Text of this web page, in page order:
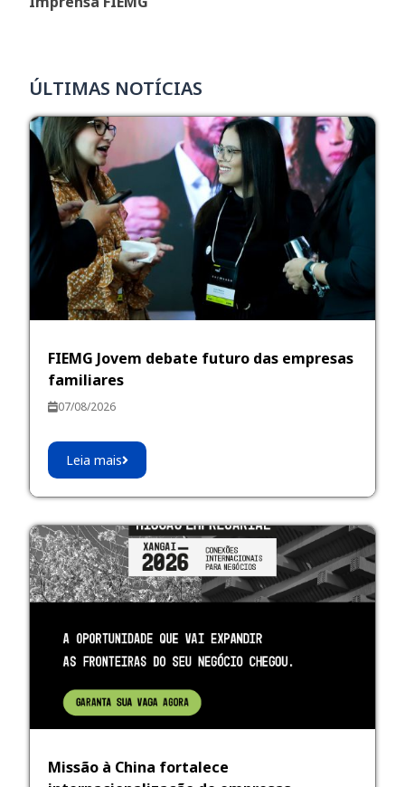
ÚLTIMAS NOTÍCIAS
FIEMG Jovem debate futuro das empresas
familiares
07/08/2026
Leia mais
Missão à China fortalece